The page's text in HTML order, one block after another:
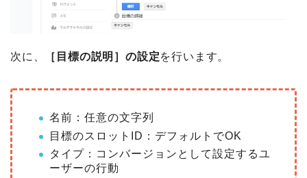
次に、 ［目標の説明］の設定を行います。
名前：任意の文字列
目標のスロットID：デフォルトでOK
タイプ：コンバージョンとして設定するユ
ーザーの行動